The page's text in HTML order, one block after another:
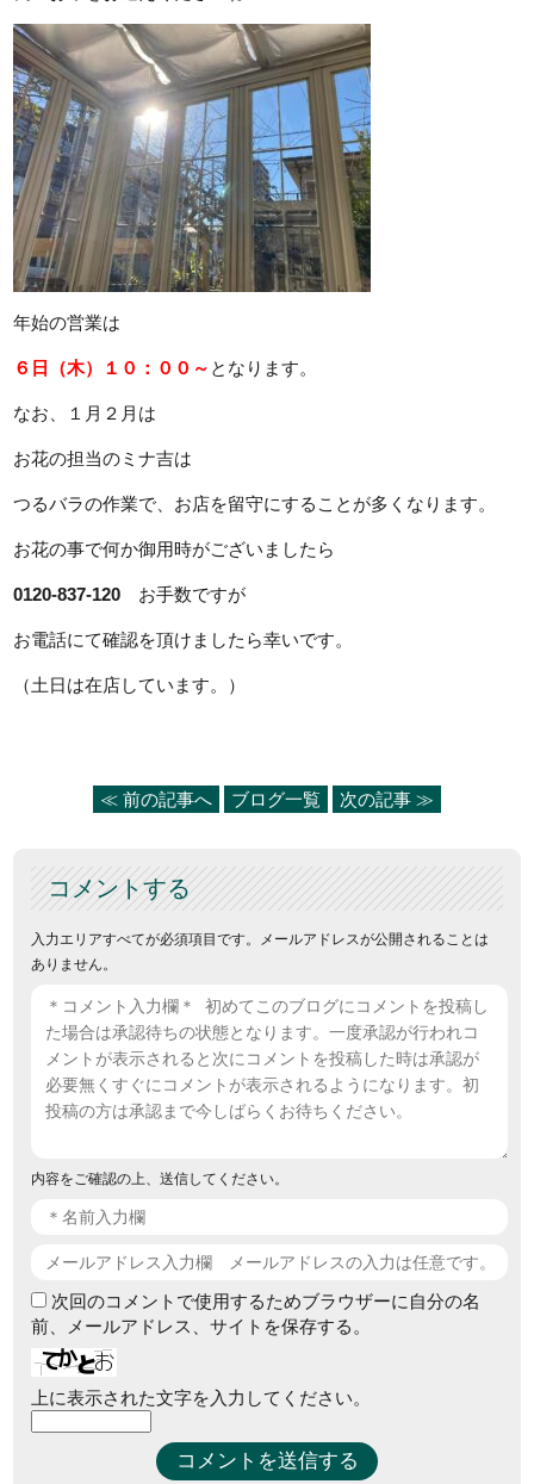
年始の営業は
６日（木）１０：００～ となります。
なお、１月２月は
お花の担当のミナ吉は
つるバラの作業で、お店を留守にすることが多くなります。
お花の事で何か御用時がございましたら
0120-837-120 お手数ですが
お電話にて確認を頂けましたら幸いです。
（土日は在店しています。）
≪ 前の記事へ ブログ一覧 次の記事 ≫
コメントする
入力エリアすべてが必須項目です。メールアドレスが公開されることは
ありません。
内容をご確認の上、送信してください。
次回のコメントで使用するためブラウザーに自分の名
前、メールアドレス、サイトを保存する。
上に表示された文字を入力してください。